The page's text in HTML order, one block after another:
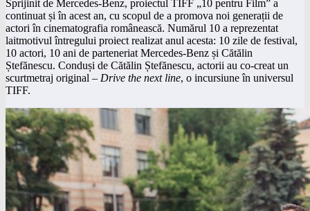
Sprijinit de Mercedes-Benz, proiectul TIFF „10 pentru Film” a
continuat și în acest an, cu scopul de a promova noi generații de
actori în cinematografia românească. Numărul 10 a reprezentat
laitmotivul întregului proiect realizat anul acesta: 10 zile de festival,
10 actori, 10 ani de parteneriat Mercedes-Benz și Cătălin
Ștefănescu. Conduși de Cătălin Ștefănescu, actorii au co-creat un
scurtmetraj original – Drive the next line, o incursiune în universul
TIFF.